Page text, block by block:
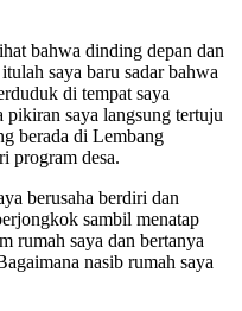
bahwa dinding depan dan
saya baru sadar bahwa
di tempat saya
pikiran saya langsung tertuju
berada di Lembang
program desa.
berusaha berdiri dan
sambil menatap
rumah saya dan bertanya
nasib rumah saya